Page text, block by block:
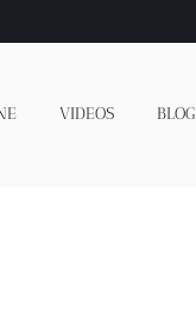
VIDEOS BLOG